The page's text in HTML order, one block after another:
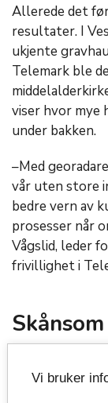
Allerede det
resultater. I
ukjente
Telemark ble
viser hvor
under bakken.
–Med
vår uten store
bedre vern av
prosesser når
Vågslid, leder
frivillighet i
Den nye
Vi bruker